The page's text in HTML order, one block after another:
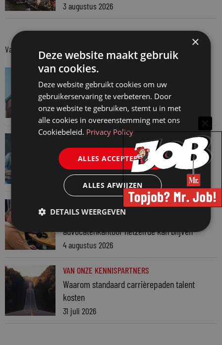
3 augustus 2026
Van onze kennispartners
VAN ONZE KENNISPARTNERS
Van praktijk naar bewijs: hoe onderbouw je
keuzes tijdens een Wwft-audit?
7 augustus 2026
VAN ONZE KENNISPARTNERS
Werkdruk zegt meer dan urennormen
7 augustus 2026
VAN ONZE KENNISPARTNERS
Martin Woodward: waarom geen enkel
advocatenkantoor hetzelfde kan blijven
4 augustus 2026
VAN ONZE KENNISPARTNERS
Waarom standaard carrièrepaden talent
kosten
31 juli 2026
×
Deze website maakt gebruik
van cookies.
Deze website gebruikt cookies om uw
gebruikerservaring te verbeteren. Door
onze website te gebruiken, stemt u in met
alle cookies in overeenstemming met ons
Cookiebeleid. Privacy Policy
ALLES ACCEPTEREN
ALLES AFWIJZEN
DETAILS WEERGEVEN